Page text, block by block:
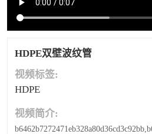
HDPE双壁波纹管
视频标签:
HDPE
视频简介: